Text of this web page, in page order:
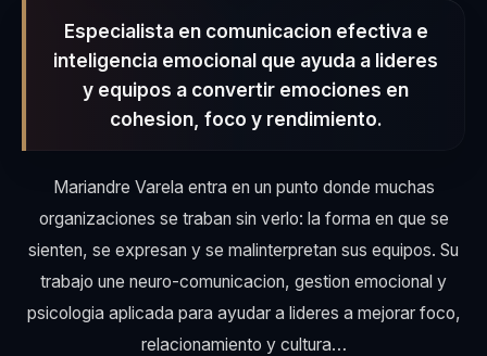
Especialista en comunicacion efectiva e
inteligencia emocional que ayuda a lideres
y equipos a convertir emociones en
cohesion, foco y rendimiento.
Mariandre Varela entra en un punto donde muchas
organizaciones se traban sin verlo: la forma en que se
sienten, se expresan y se malinterpretan sus equipos. Su
trabajo une neuro-comunicacion, gestion emocional y
psicologia aplicada para ayudar a lideres a mejorar foco,
relacionamiento y cultura…